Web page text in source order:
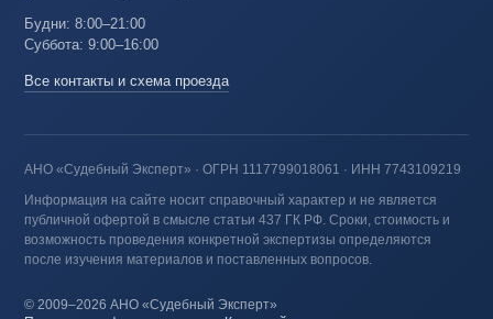
Будни: 8:00–21:00
Суббота: 9:00–16:00
Все контакты и схема проезда
АНО «Судебный Эксперт» · ОГРН 1117799018061 · ИНН 7743109219
Информация на сайте носит справочный характер и не является
публичной офертой в смысле статьи 437 ГК РФ. Сроки, стоимость и
возможность проведения конкретной экспертизы определяются
после изучения материалов и поставленных вопросов.
© 2009–2026 АНО «Судебный Эксперт»